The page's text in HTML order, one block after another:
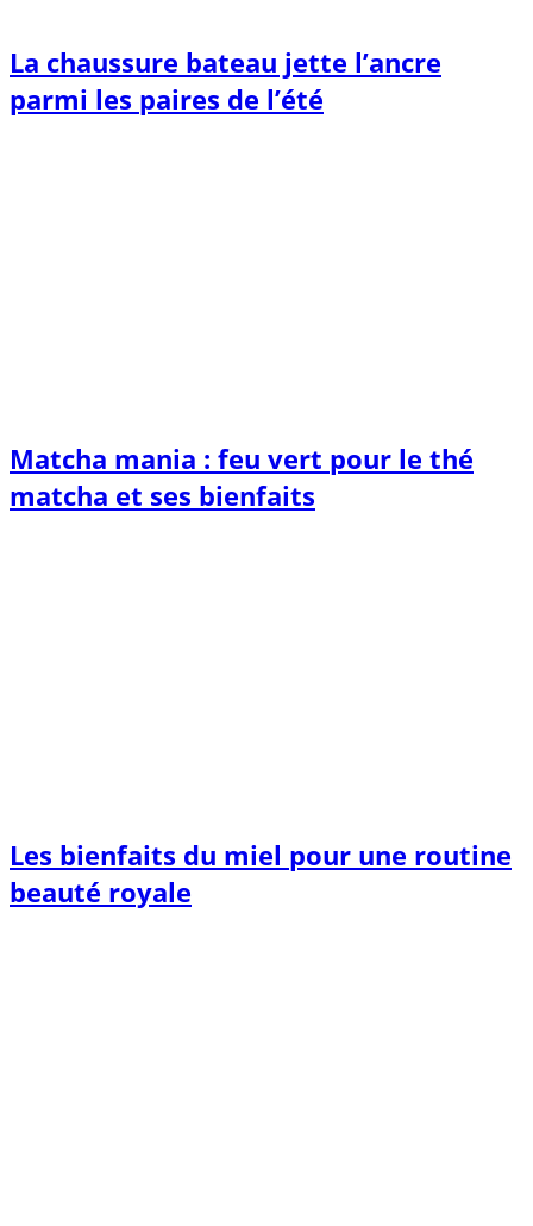
La chaussure bateau jette l’ancre
parmi les paires de l’été
Matcha mania : feu vert pour le thé
matcha et ses bienfaits
Les bienfaits du miel pour une routine
beauté royale